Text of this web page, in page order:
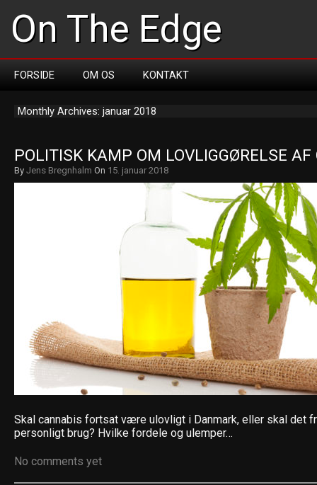
On The Edge
FORSIDE OM OS KONTAKT
Monthly Archives: januar 2018
POLITISK KAMP OM LOVLIGGØRELSE AF
By Jens Bregnhalm On 15. januar 2018
Skal cannabis fortsat være ulovligt i Danmark, eller skal det
personligt brug? Hvilke fordele og ulemper…
No comments yet